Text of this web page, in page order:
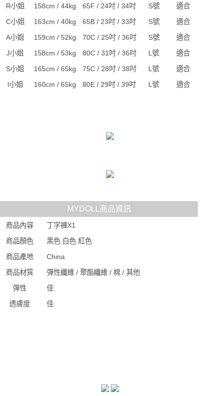
R小姐
158cm / 44kg 65F / 24吋 / 34吋 S號
適合
C小姐
163cm / 40kg 65B / 23吋 / 33吋 S號
適合
A小姐
159cm / 52kg 70C / 25吋 / 36吋 S號
適合
J小姐
158cm / 53kg 80C / 31吋 / 36吋 L號
適合
S小姐
165cm / 65kg 75C / 28吋 / 38吋 L號
適合
I小姐
160cm / 65kg 80E / 29吋 / 39吋 L號 適合
MYDOLL商品資訊
商品內容
丁字褲X1
商品顏色
黑色 白色 紅色
商品產地
China
商品材質
彈性纖維 / 聚酯纖維 / 棉 / 其他
彈性
佳
透膚度
佳